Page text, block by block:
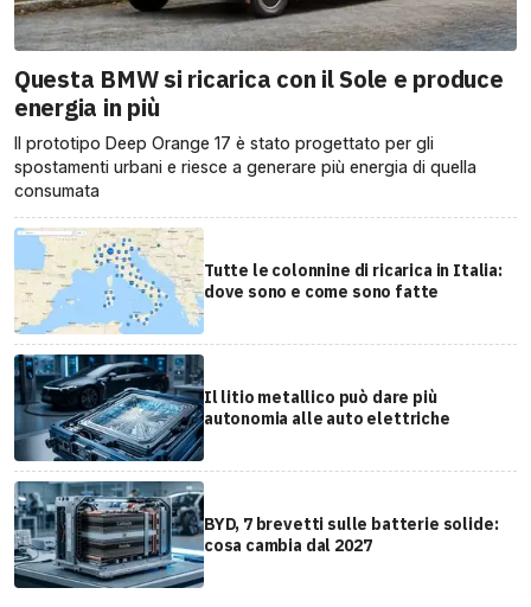
Questa BMW si ricarica con il Sole e produce
energia in più
Il prototipo Deep Orange 17 è stato progettato per gli
spostamenti urbani e riesce a generare più energia di quella
consumata
Tutte le colonnine di ricarica in Italia:
dove sono e come sono fatte
Il litio metallico può dare più
autonomia alle auto elettriche
BYD, 7 brevetti sulle batterie solide:
cosa cambia dal 2027